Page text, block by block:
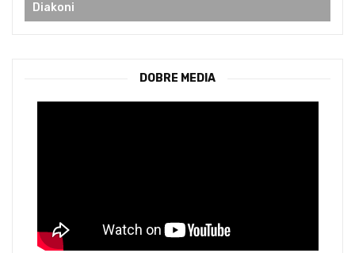
Diakoni
DOBRE MEDIA